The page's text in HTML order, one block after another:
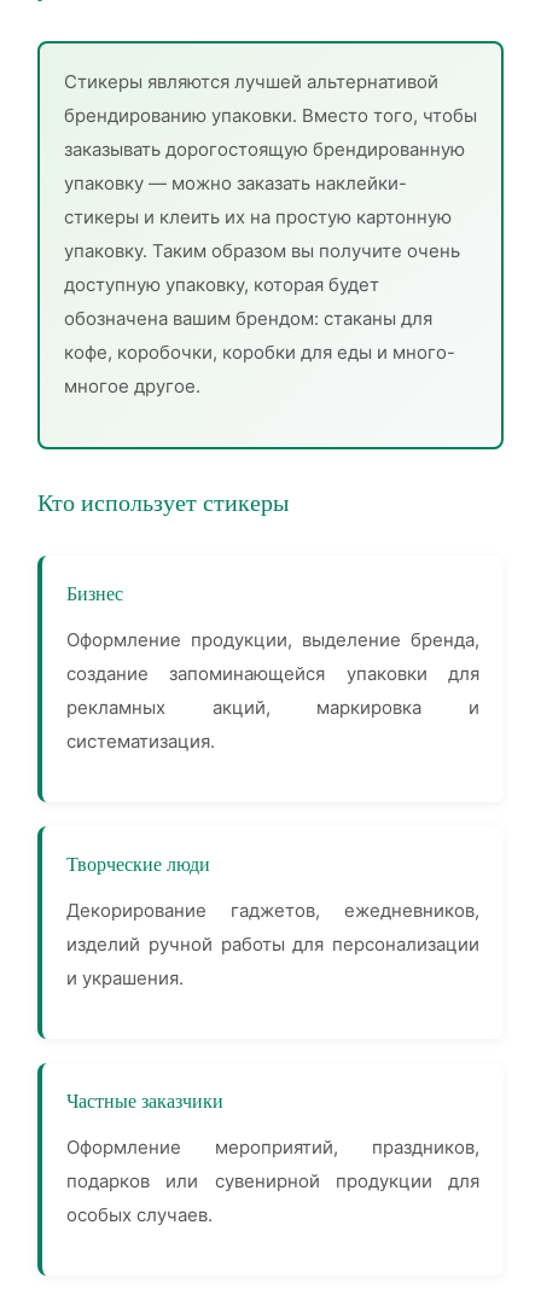
Стикеры являются лучшей альтернативой
брендированию упаковки. Вместо того, чтобы
заказывать дорогостоящую брендированную
упаковку — можно заказать наклейки-
стикеры и клеить их на простую картонную
упаковку. Таким образом вы получите очень
доступную упаковку, которая будет
обозначена вашим брендом: стаканы для
кофе, коробочки, коробки для еды и много-
многое другое.
Кто использует стикеры
Бизнес
Оформление продукции, выделение бренда,
создание запоминающейся упаковки для
рекламных акций, маркировка и
систематизация.
Творческие люди
Декорирование гаджетов, ежедневников,
изделий ручной работы для персонализации
и украшения.
Частные заказчики
Оформление мероприятий, праздников,
подарков или сувенирной продукции для
особых случаев.